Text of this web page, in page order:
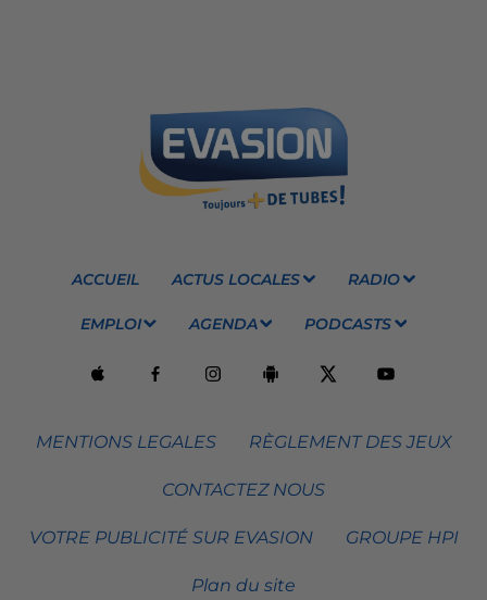
ACCUEIL ACTUS LOCALES RADIO
EMPLOI AGENDA PODCASTS
MENTIONS LEGALES RÈGLEMENT DES JEUX
CONTACTEZ NOUS
VOTRE PUBLICITÉ SUR EVASION GROUPE HPI
Plan du site